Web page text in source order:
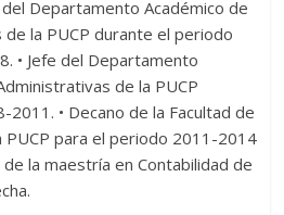
Departamento Académico de
de la PUCP durante el periodo
• Jefe del Departamento
de la PUCP
• Decano de la Facultad de
PUCP para el periodo 2011-2014
la maestría en Contabilidad de